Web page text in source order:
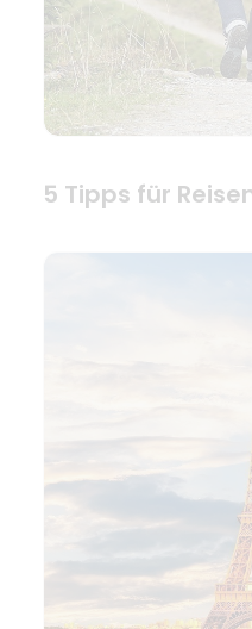
5 Tipps für